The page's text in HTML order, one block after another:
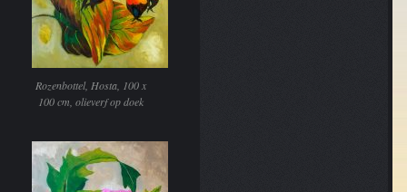
Rozenbottel, Hosta, 100 x
100 cm, olieverf op doek